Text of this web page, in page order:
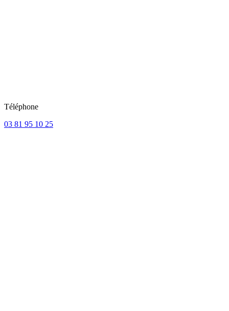
Téléphone
03 81 95 10 25